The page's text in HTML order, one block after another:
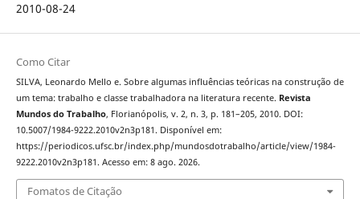
2010-08-24
Como Citar
SILVA, Leonardo Mello e. Sobre algumas influências teóricas na construção de
um tema: trabalho e classe trabalhadora na literatura recente. Revista
Mundos do Trabalho, Florianópolis, v. 2, n. 3, p. 181–205, 2010. DOI:
10.5007/1984-9222.2010v2n3p181. Disponível em:
https://periodicos.ufsc.br/index.php/mundosdotrabalho/article/view/1984-
9222.2010v2n3p181. Acesso em: 8 ago. 2026.
Fomatos de Citação